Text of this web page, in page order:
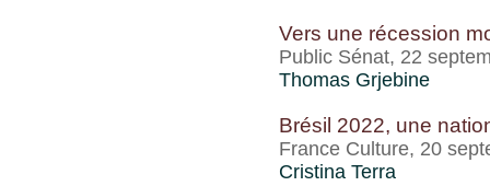
Vers une récession
Public Sénat, 22
Thomas Grjebine
Brésil 2022, une
France Culture, 20
Cristina Terra